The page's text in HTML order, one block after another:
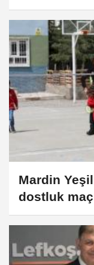
Mardin
dostluk